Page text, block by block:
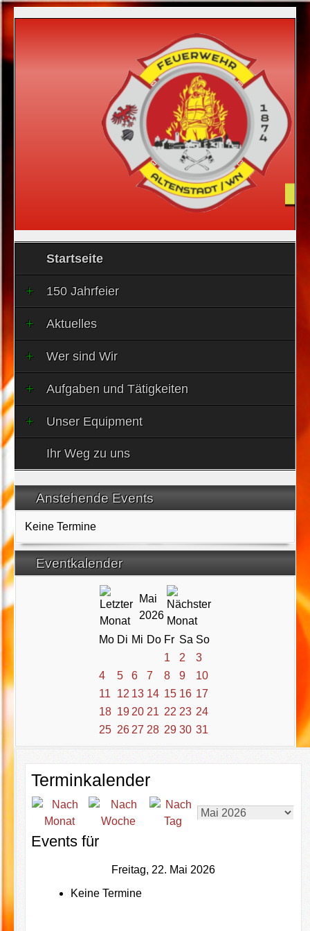
Startseite
150 Jahrfeier
Aktuelles
Wer sind Wir
Aufgaben und Tätigkeiten
Unser Equipment
Ihr Weg zu uns
Anstehende Events
Keine Termine
Eventkalender
Mai
2026
Mo Di Mi Do Fr Sa So
1
2
3
4
5 6 7 8 9
10
11
12 13 14 15 16 17
18 19 20 21 22 23 24
25 26 27 28 29 30 31
Terminkalender
Events für
Freitag, 22. Mai 2026
Keine Termine